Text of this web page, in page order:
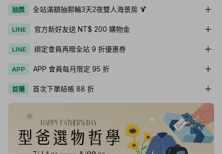
抽獎 全站滿額抽郵輪3天2夜雙人海景房 🍹
LINE 官方新好友送 NT$ 200 購物金
LINE 綁定會員再贈全站 9 折優惠券
APP APP 會員每月限定 95 折
首購 首次下單結帳 88 折